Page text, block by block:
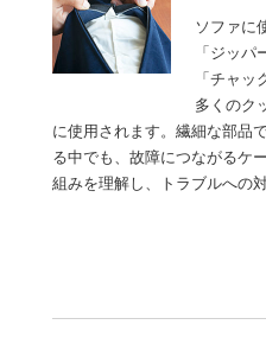
ソファに
「ジッパ
「チャッ
多くのク
に使用されます。繊細な部品
る中でも、故障につながるケ
組みを理解し、トラブルへ